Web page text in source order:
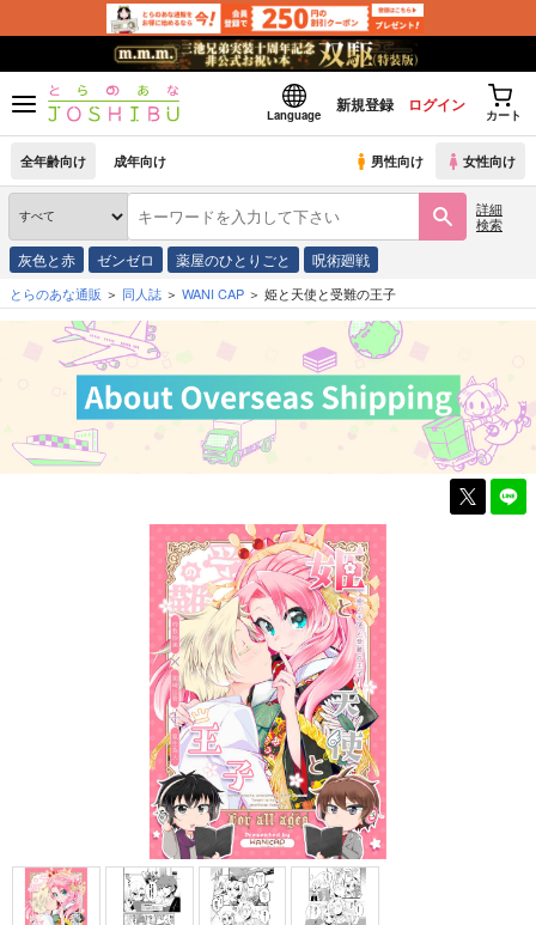
Language
新規登録 ログイン
カート
全年齢向け 成年向け 男性向け 女性向け
詳細
検索
灰色と赤 ゼンゼロ 薬屋のひとりごと 呪術廻戦
とらのあな通販 同人誌 WANI CAP 姫と天使と受難の王子